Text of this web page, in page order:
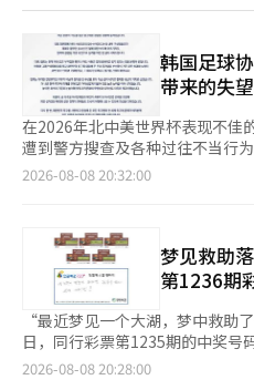
级足球运动员的过程中发挥了关
训队时被诊断需要生长激素治疗
阿根廷未能找到解决办法后，他
梅西加入巴萨的过程中，霍尔赫
适应欧洲生活而部分返回阿根廷
韩国足球
带来的失
在2026年北中美世界杯表现不佳
遭到警方搜查及各种过往不当行
球界人士发表了道歉声明。 据8日联合新闻社报道，韩国足球协会
意。” 协会补充道：“我们本应通过对进球的执着努力和热情，
以及在这一过程中展现的公平竞
悦，但最近我们失去了本应履行
地。” 同时，协会强调：“目
2026-08-08 20:32:00
梦见救助
第1236期
“最近梦见一个大湖，梦中救助了落水的
日，同行彩票第1235期的中奖号
720+一等奖(1张)、二等奖(4张)中奖者
2026-08-08 20:28:00